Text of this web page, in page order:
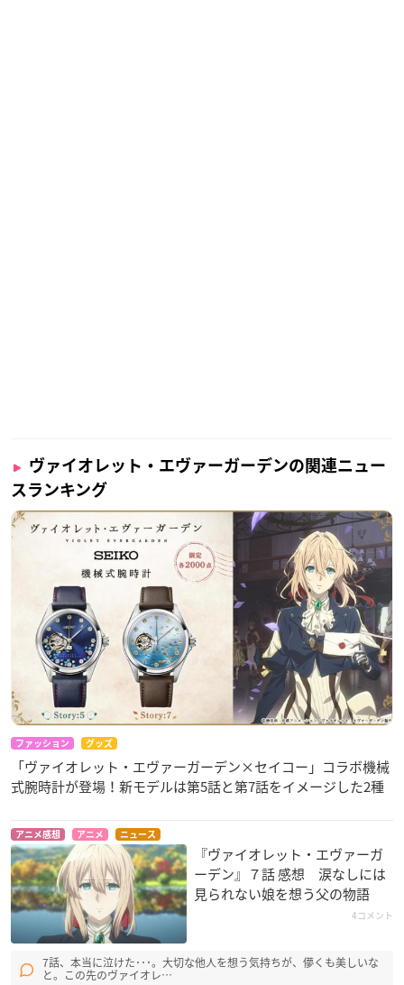
ヴァイオレット・エヴァーガーデンの関連ニュー
スランキング
ファッション グッズ
「ヴァイオレット・エヴァーガーデン×セイコー」コラボ機械
式腕時計が登場！新モデルは第5話と第7話をイメージした2種
アニメ感想 アニメ ニュース
『ヴァイオレット・エヴァーガ
ーデン』７話 感想 涙なしには
見られない娘を想う父の物語
4コメント
7話、本当に泣けた･･･。大切な他人を想う気持ちが、儚くも美しいな
と。この先のヴァイオレ…